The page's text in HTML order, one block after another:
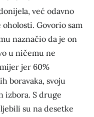
već odavno
Govorio sam
naznačio da je on
u ničemu ne
jer 60%
boravaka, svoju
izbora. S druge
su na desetke